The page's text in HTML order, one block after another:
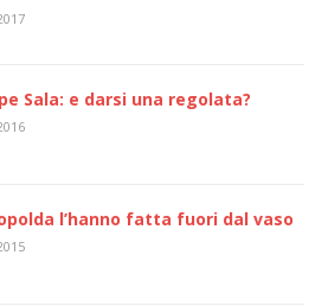
Sala: e darsi una regolata?
l’hanno fatta fuori dal vaso